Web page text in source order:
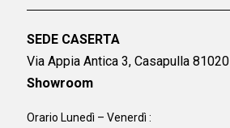
SEDE CASERTA
Via Appia Antica 3, Casapulla 81020
Showroom
Orario Lunedì – Venerdì :